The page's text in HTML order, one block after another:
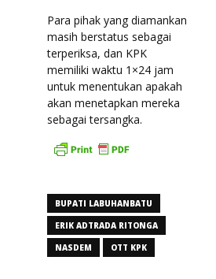
Para pihak yang diamankan
masih berstatus sebagai
terperiksa, dan KPK
memiliki waktu 1×24 jam
untuk menentukan apakah
akan menetapkan mereka
sebagai tersangka.
BUPATI LABUHANBATU
ERIK ADTRADA RITONGA
NASDEM
OTT KPK